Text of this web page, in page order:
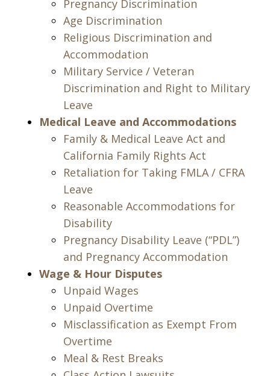
Pregnancy Discrimination
Age Discrimination
Religious Discrimination and
Accommodation
Military Service / Veteran
Discrimination and Right to Military
Leave
Medical Leave and Accommodations
Family & Medical Leave Act and
California Family Rights Act
Retaliation for Taking FMLA / CFRA
Leave
Reasonable Accommodations for
Disability
Pregnancy Disability Leave (“PDL”)
and Pregnancy Accommodation
Wage & Hour Disputes
Unpaid Wages
Unpaid Overtime
Misclassification as Exempt From
Overtime
Meal & Rest Breaks